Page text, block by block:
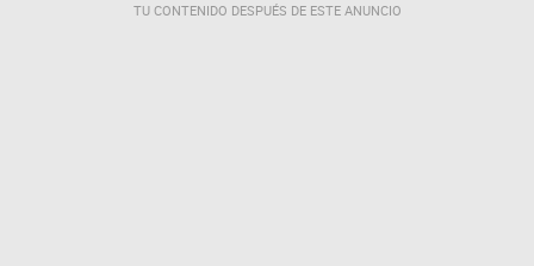
TU CONTENIDO DESPUÉS DE ESTE ANUNCIO